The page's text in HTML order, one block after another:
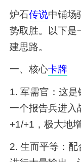
炉石传说中铺场
势取胜。以下是
建思路。
一、核心卡牌
1. 军需官：这
一个报告兵进入
+1/+1，极大地
2. 生而平等：